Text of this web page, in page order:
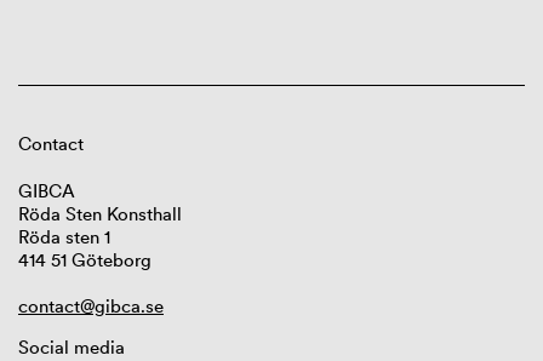
Contact
GIBCA
Röda Sten Konsthall
Röda sten 1
414 51 Göteborg
contact@gibca.se
Social media